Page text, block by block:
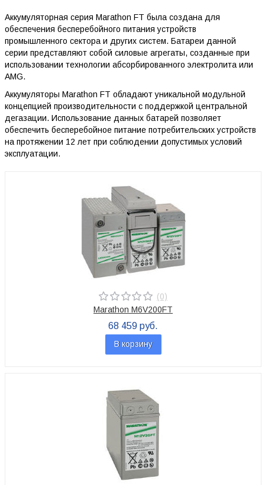
Аккумуляторная серия Marathon FT была создана для
обеспечения бесперебойного питания устройств
промышленного сектора и других систем. Батареи данной
серии представляют собой силовые агрегаты, созданные при
использовании технологии абсорбированного электролита или
AMG.
Аккумуляторы Marathon FT обладают уникальной модульной
концепцией производительности с поддержкой центральной
дегазации. Использование данных батарей позволяет
обеспечить бесперебойное питание потребительских устройств
на протяжении 12 лет при соблюдении допустимых условий
эксплуатации.
(0)
Marathon M6V200FT
68 459 руб.
В корзину